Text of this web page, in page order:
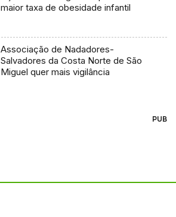
maior taxa de obesidade infantil
Associação de Nadadores-
Salvadores da Costa Norte de São
Miguel quer mais vigilância
PUB